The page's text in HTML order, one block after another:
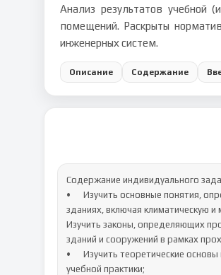
Анализ результатов учебной
помещений. Раскрыты
инженерных систем.
Описание Содержание
Содержание индивидуального
•	Изучить основные понятия, определяющие тепло-влажностный, акустический и световой режимы помещений в
зданиях, включая климатическую
Изучить законы, определяющих
зданий и сооружений в рамках
•	Изучить теоретические основы и нормативную базу жилищно-коммунального хозяйства в рамках прохождения
учебной практики;